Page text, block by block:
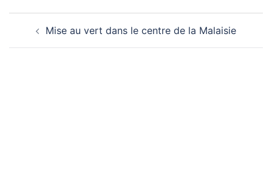
d’articleMise au vert dans le centre de la Malaisie